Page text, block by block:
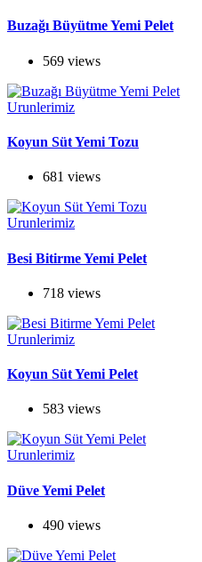
Buzağı Büyütme Yemi Pelet
569 views
Urunlerimiz
Koyun Süt Yemi Tozu
681 views
Urunlerimiz
Besi Bitirme Yemi Pelet
718 views
Urunlerimiz
Koyun Süt Yemi Pelet
583 views
Urunlerimiz
Düve Yemi Pelet
490 views